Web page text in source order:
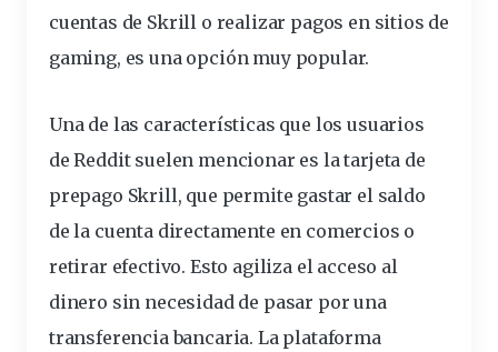
cuentas de Skrill o realizar pagos en sitios de
gaming, es una opción muy popular.
Una de las características que los usuarios
de Reddit suelen mencionar es la tarjeta de
prepago Skrill, que permite gastar el saldo
de la cuenta directamente en comercios o
retirar efectivo. Esto agiliza el acceso al
dinero sin necesidad de pasar por una
transferencia bancaria. La plataforma